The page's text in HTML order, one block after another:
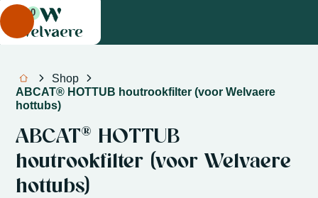
0
Shop
ABCAT® HOTTUB houtrookfilter (voor Welvaere
hottubs)
ABCAT® HOTTUB
houtrookfilter (voor Welvaere
hottubs)